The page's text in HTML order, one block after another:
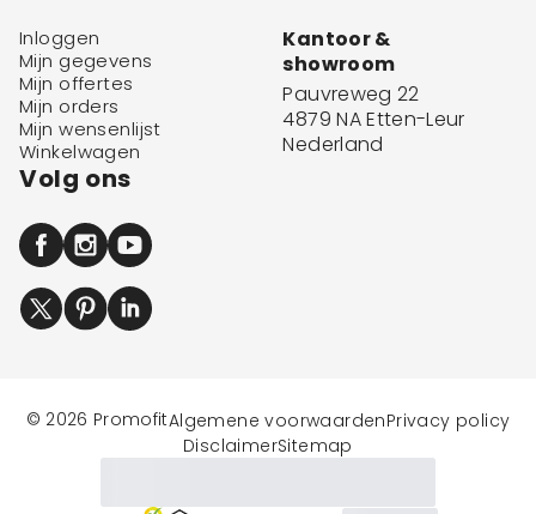
Inloggen
Mijn gegevens
Mijn offertes
Mijn orders
Mijn wensenlijst
Winkelwagen
Kantoor &
showroom
Pauvreweg 22
4879 NA Etten-Leur
Nederland
Volg ons
© 2026 PromofitAlgemene voorwaardenPrivacy policy
DisclaimerSitemap